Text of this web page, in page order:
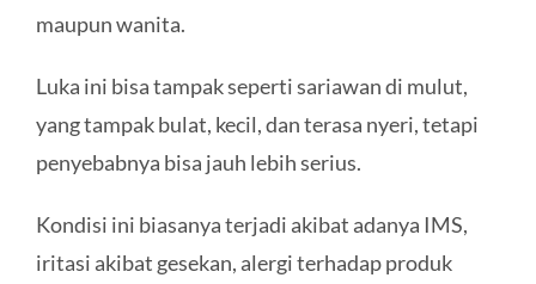
maupun wanita.
Luka ini bisa tampak seperti sariawan di mulut,
yang tampak bulat, kecil, dan terasa nyeri, tetapi
penyebabnya bisa jauh lebih serius.
Kondisi ini biasanya terjadi akibat adanya IMS,
iritasi akibat gesekan, alergi terhadap produk